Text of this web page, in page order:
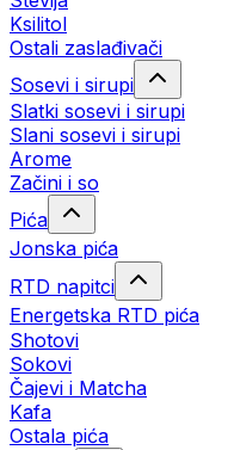
Ksilitol
Ostali zaslađivači
Sosevi i sirupi
Slatki sosevi i sirupi
Slani sosevi i sirupi
Arome
Začini i so
Pića
Jonska pića
RTD napitci
Energetska RTD pića
Shotovi
Sokovi
Čajevi i Matcha
Kafa
Ostala pića